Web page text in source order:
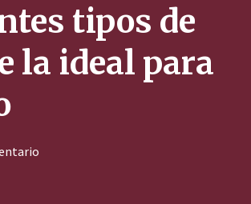
tipos de
la ideal para